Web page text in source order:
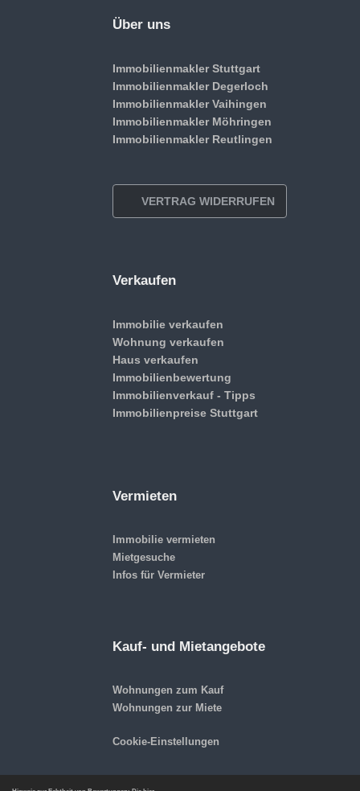
Über uns
Immobilienmakler Stuttgart
Immobilienmakler Degerloch
Immobilienmakler Vaihingen
Immobilienmakler Möhringen
Immobilienmakler Reutlingen
VERTRAG WIDERRUFEN
Verkaufen
Immobilie verkaufen
Wohnung verkaufen
Haus verkaufen
Immobilienbewertung
Immobilienverkauf - Tipps
Immobilienpreise Stuttgart
Vermieten
Immobilie vermieten
Mietgesuche
Infos für Vermieter
Kauf- und Mietangebote
Wohnungen zum Kauf
Wohnungen zur Miete
Cookie-Einstellungen